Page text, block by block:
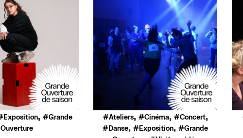
Exposition,
Grande
Ouverture
Ateliers, Cinéma, Concert,
Danse, Exposition,
Grande